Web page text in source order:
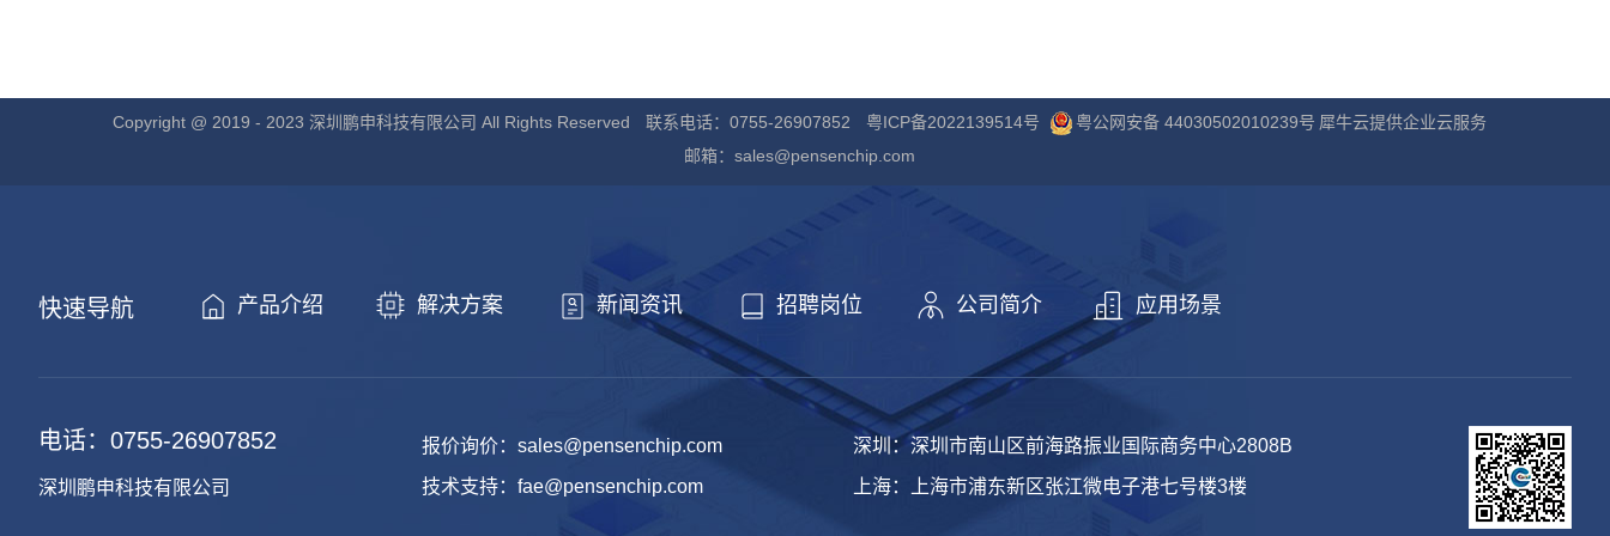
Copyright @ 2019 - 2023 深圳鹏申科技有限公司 All Rights Reserved 联系电话：0755-26907852 粤ICP备2022139514号 粤公网安备 44030502010239号 犀牛云提供企业云服务
邮箱：sales@pensenchip.com
快速导航 产品介绍 解决方案 新闻资讯 招聘岗位 公司简介 应用场景
电话：0755-26907852
深圳鹏申科技有限公司
报价询价：sales@pensenchip.com
技术支持：fae@pensenchip.com
深圳：深圳市南山区前海路振业国际商务中心2808B
上海：上海市浦东新区张江微电子港七号楼3楼